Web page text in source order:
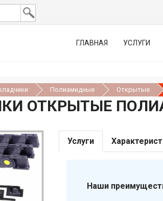
ГЛАВНАЯ УСЛУГИ
Полиамидные Открытые
ОТКРЫТЫЕ
Услуги
Наши